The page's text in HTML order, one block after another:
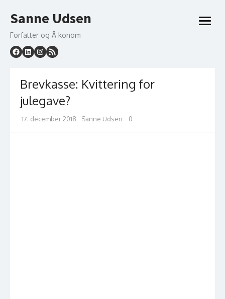
to
Sanne Udsen
Forfatter og Ã¸konom
open
Brevkasse: Kvittering for
julegave?
Posted
17. december 2018 Author
Sanne Udsen 0